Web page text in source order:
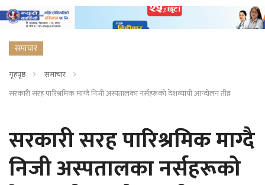
समाचार
गृहपृष्ठ
समाचार
सरकारी सरह पारिश्रमिक माग्दै निजी अस्पतालका नर्सहरूको देशव्यापी आन्दोलन तीव्र
सरकारी सरह पारिश्रमिक माग्दै
निजी अस्पतालका नर्सहरूको